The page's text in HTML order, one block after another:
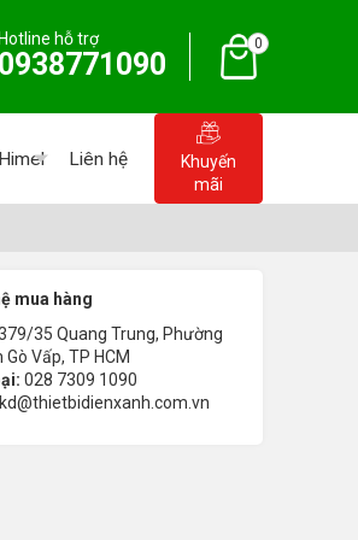
Hotline hỗ trợ
0938771090
0
Liên hệ
Khuyến
mãi
mua hàng
35 Quang Trung, Phường
Gò Vấp, TP HCM
028 7309 1090